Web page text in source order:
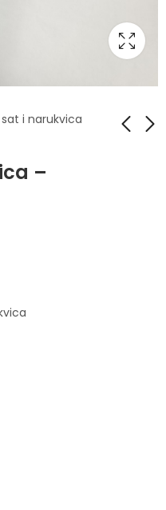
sat i narukvica
–
Muški sat i narukvica